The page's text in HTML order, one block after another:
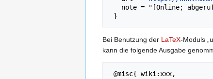
Bei Benutzung der LaTeX-Moduls
kann die folgende Ausgabe